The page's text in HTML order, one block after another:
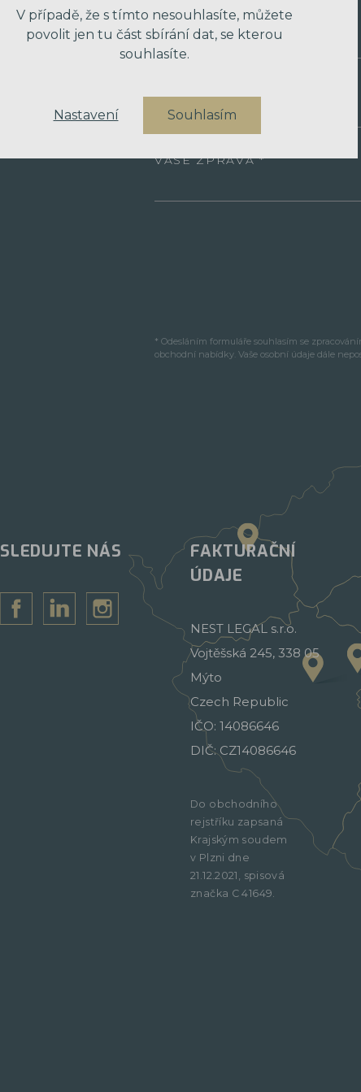
VÁŠ EMAIL
VAŠE ZPRÁVA
* Odesláním formuláře souhlasím se
obchodní nabídky. Vaše osobní údaje dále
SLEDUJTE NÁS
FAKTURAČNÍ
ÚDAJE
NEST LEGAL s.r.o.
Vojtěšská 245, 338 05
Mýto
Czech Republic
IČO: 14086646
DIČ: CZ14086646
Do obchodního
rejstříku zapsaná
Krajským soudem
v Plzni dne
21.12.2021, spisová
značka C 41649.
V případě, že s tímto nesouhlasíte, můžete
povolit jen tu část sbírání dat, se kterou
souhlasíte.
Nastavení Souhlasím